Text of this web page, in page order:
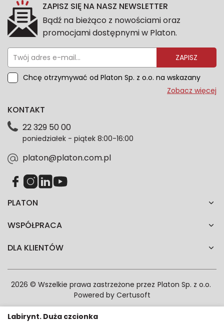
Labirynt. Duża czcionka
ZAPISZ SIĘ NA NASZ NEWSLETTER
Bądź na bieżąco z nowościami oraz
promocjami dostępnymi w Platon.
ZAPISZ
Chcę otrzymywać od Platon Sp. z o.o. na wskazany
przeze mnie adres e-mail informacje marketingowe
dotyczące danych osobowych znajdziesz w naszej
każdym czasie. Wycofanie zgody nie wpłynie na
zgodność z prawem przetwarzania dokonanego przed
Zobacz więcej
PLATON
WSPÓŁPRACA
DLA KLIENTÓW
KONTAKT
22 329 50 00
poniedziałek - piątek 8:00-16:00
platon@platon.com.pl
2026 © Wszelkie prawa zastrzeżone przez Platon Sp. z o.o.
Powered by Certusoft